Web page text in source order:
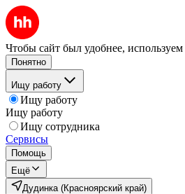
Чтобы сайт был удобнее, используем
Понятно
Ищу работу
Ищу работу
Ищу работу
Ищу сотрудника
Сервисы
Помощь
Ещё
Дудинка (Красноярский край)